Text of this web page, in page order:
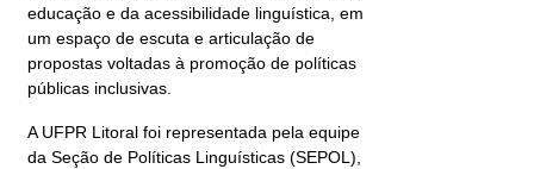
educação e da acessibilidade linguística, em
um espaço de escuta e articulação de
propostas voltadas à promoção de políticas
públicas inclusivas.
A UFPR Litoral foi representada pela equipe
da Seção de Políticas Linguísticas (SEPOL),